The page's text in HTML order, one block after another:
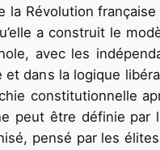
Révolution
a construit le
avec les
dans la logique
constitutionnelle
peut être définie
pensé par les